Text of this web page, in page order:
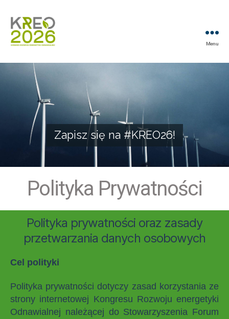
Menu
Zapisz się na #KREO26!
Polityka Prywatności
Polityka prywatności oraz zasady
przetwarzania danych osobowych
Cel polityki
Polityka prywatności dotyczy zasad korzystania ze
strony internetowej Kongresu Rozwoju energetyki
Odnawialnej należącej do Stowarzyszenia Forum